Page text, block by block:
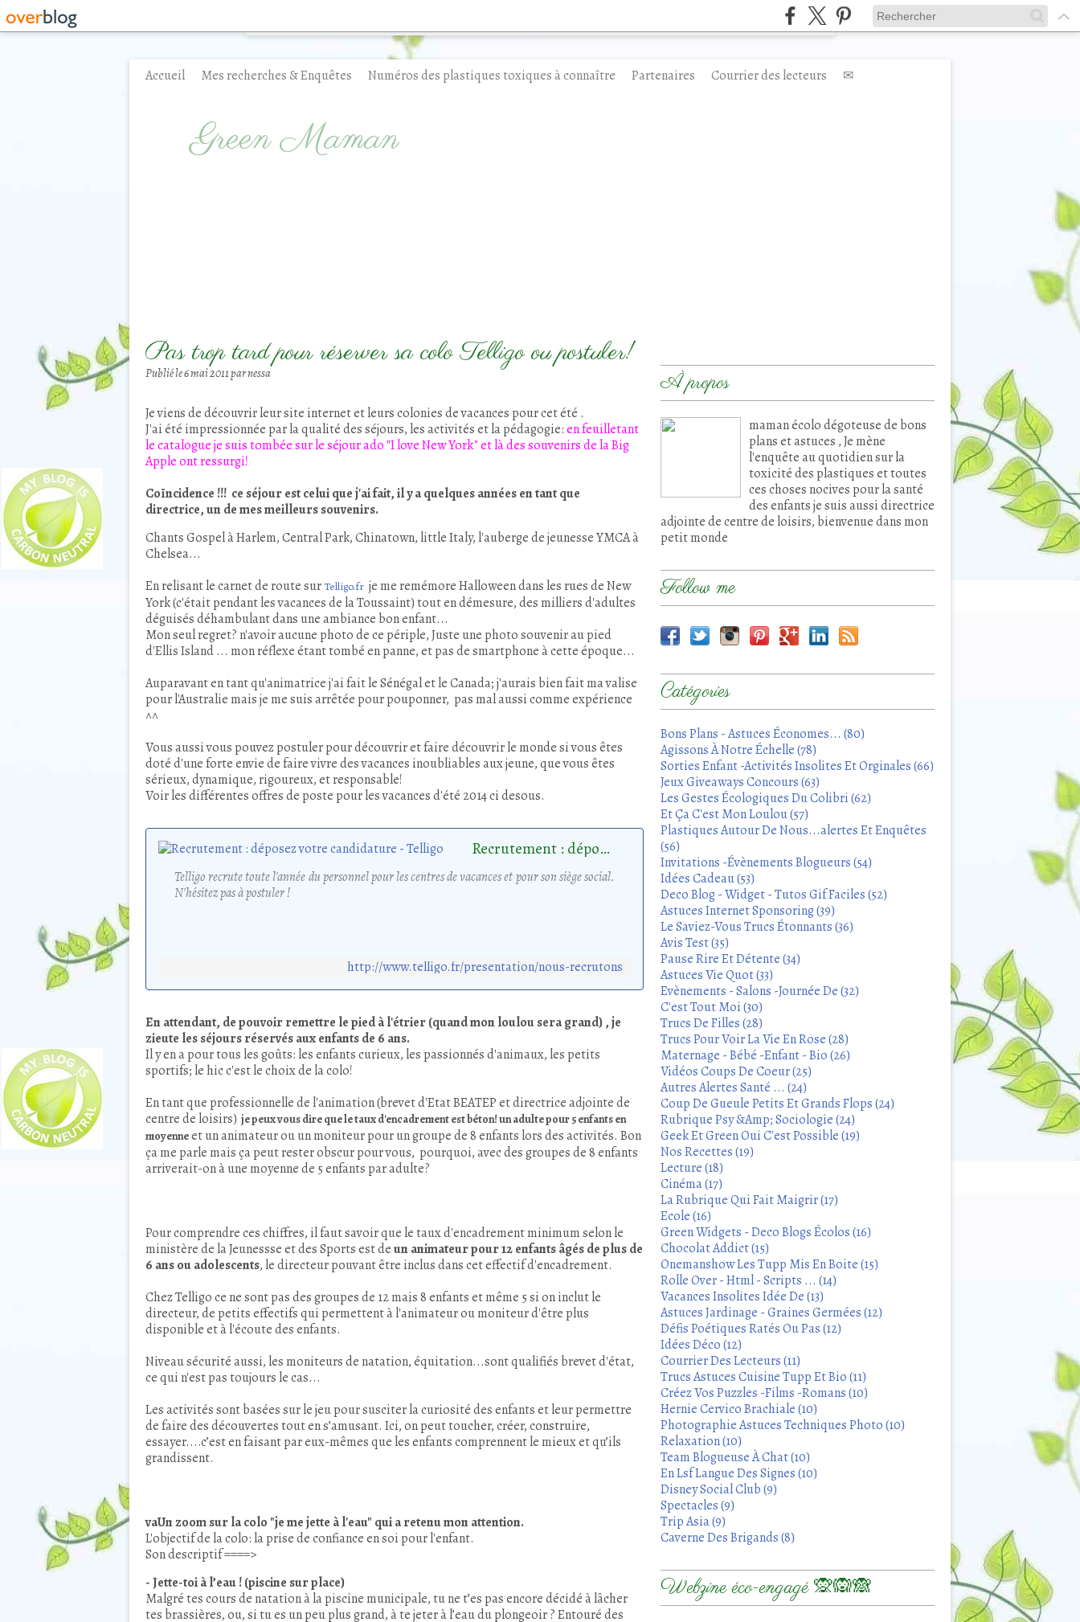
Green Maman
Accueil Mes recherches & Enquêtes Numéros des plastiques toxiques à connaître Partenaires Courrier des lecteurs
✉
Pas trop tard pour réserver sa colo Telligo ou postuler!
Publié le6 mai 2011par nessa
Je viens de découvrir leur site internet et leurs colonies de vacances pour cet été .
J'ai été impressionnée par la qualité des séjours, les activités et la pédagogie:en feuilletant
le catalogue je suis tombée sur le séjour ado "I love New York" et là des souvenirs de la Big
Apple ont ressurgi!
Coïncidence !!! ce séjour est celui que j'ai fait, il y a quelques années en tant que
directrice, un de mes meilleurs souvenirs.
Chants Gospel à Harlem, Central Park, Chinatown, little Italy, l'auberge de jeunesse YMCA à
Chelsea...
En relisant le carnet de route surTelligo.fr je me remémore Halloween dans les rues de New
York (c'était pendant les vacances de la Toussaint) tout en démesure, des milliers d'adultes
déguisés déhambulant dans une ambiance bon enfant...
Mon seul regret? n'avoir aucune photo de ce périple,Juste une photo souvenir au pied
d'Ellis Island ... mon réflexe étant tombé en panne, et pas de smartphone à cette époque...
Auparavant en tant qu'animatrice j'ai fait le Sénégal et le Canada; j'aurais bien fait ma valise
pour l'Australie mais je me suis arrêtée pour pouponner, pas mal aussi comme expérience
^^
Vous aussi vous pouvez postuler pour découvrir et faire découvrir le monde si vous êtes
doté d'une forte envie de faire vivre des vacances inoubliables aux jeune, que vous êtes
sérieux, dynamique, rigoureux, et responsable!
Voir les différentes offres de poste pour les vacances d'été 2014 ci desous.
Recrutement : déposez votre candidature - Telligo
Telligo recrute toute l'année du personnel pour les centres de vacances et pour son siège social.
N'hésitez pas à postuler !
http://www.telligo.fr/presentation/nous-recrutons
En attendant, de pouvoir remettre le pied à l'étrier (quand mon loulou sera grand) , je
zieute les séjours réservés aux enfants de 6 ans.
Il y en a pour tous les goûts: les enfants curieux, les passionnés d'animaux, les petits
sportifs; le hic c'est le choix de la colo!
En tant que professionnelle de l'animation (brevet d'Etat BEATEP et directrice adjointe de
centre de loisirs) je peux vous dire que le taux d'encadrement est béton! un adulte pour 5 enfants en
moyenneet un animateur ou un moniteur pour un groupe de 8 enfants lors des activités. Bon
ça me parle mais ça peut rester obscur pour vous, pourquoi, avec des groupes de 8 enfants
arriverait-on à une moyenne de 5 enfants par adulte?
Pour comprendre ces chiffres, il faut savoir que le taux d'encadrement minimum selon le
ministère de la Jeunessse et des Sports est deun animateur pour 12 enfants âgés de plus de
6 ans ou adolescents, le directeur pouvant être inclus dans cet effectif d'encadrement.
Chez Telligo ce ne sont pas des groupes de 12 mais 8 enfants et même 5 si on inclut le
directeur, de petits effectifs qui permettent à l'animateur ou moniteur d'être plus
disponible et à l'écoute des enfants.
Niveau sécurité aussi, les moniteurs de natation, équitation...sont qualifiés brevet d'état,
ce qui n'est pas toujours le cas...
Les activités sont basées sur le jeu pour susciter la curiosité des enfants et leur permettre
de faire des découvertes tout en s’amusant. Ici, on peut toucher, créer, construire,
essayer....c’est en faisant par eux-mêmes que les enfants comprennent le mieux et qu’ils
grandissent.
vaUn zoom sur la colo "je me jette à l'eau" qui a retenu mon attention.
L'objectif de la colo: la prise de confiance en soi pour l'enfant.
Son descriptif ====>
- Jette-toi à l’eau ! (piscine sur place)
Malgré tes cours de natation à la piscine municipale, tu ne t’es pas encore décidé à lâcher
tes brassières, ou, si tu es un peu plus grand, à te jeter à l’eau du plongeoir ? Entouré des
À propos
maman écolo dégoteuse de bons
plans et astuces , Je mène
l'enquête au quotidien sur la
toxicité des plastiques et toutes
ces choses nocives pour la santé
des enfants je suis aussi directrice
adjointe de centre de loisirs, bienvenue dans mon
petit monde
Follow me
Catégories
Bons Plans - Astuces Économes... (80)
Agissons À Notre Échelle (78)
Sorties Enfant -Activités Insolites Et Orginales (66)
Jeux Giveaways Concours (63)
Les Gestes Écologiques Du Colibri (62)
Et Ça C'est Mon Loulou (57)
Plastiques Autour De Nous...alertes Et Enquêtes
(56)
Invitations -Évènements Blogueurs (54)
Idées Cadeau (53)
Deco Blog - Widget - Tutos Gif Faciles (52)
Astuces Internet Sponsoring (39)
Le Saviez-Vous Trucs Étonnants (36)
Avis Test (35)
Pause Rire Et Détente (34)
Astuces Vie Quot (33)
Evènements - Salons -Journée De (32)
C'est Tout Moi (30)
Trucs De Filles (28)
Trucs Pour Voir La Vie En Rose (28)
Maternage - Bébé -Enfant - Bio (26)
Vidéos Coups De Coeur (25)
Autres Alertes Santé ... (24)
Coup De Gueule Petits Et Grands Flops (24)
Rubrique Psy &Amp; Sociologie (24)
Geek Et Green Oui C'est Possible (19)
Nos Recettes (19)
Lecture (18)
Cinéma (17)
La Rubrique Qui Fait Maigrir (17)
Ecole (16)
Green Widgets - Deco Blogs Écolos (16)
Chocolat Addict (15)
Onemanshow Les Tupp Mis En Boite (15)
Rolle Over - Html - Scripts ... (14)
Vacances Insolites Idée De (13)
Astuces Jardinage - Graines Germées (12)
Défis Poétiques Ratés Ou Pas (12)
Idées Déco (12)
Courrier Des Lecteurs (11)
Trucs Astuces Cuisine Tupp Et Bio (11)
Créez Vos Puzzles -Films -Romans (10)
Hernie Cervico Brachiale (10)
Photographie Astuces Techniques Photo (10)
Relaxation (10)
Team Blogueuse À Chat (10)
En Lsf Langue Des Signes (10)
Disney Social Club (9)
Spectacles (9)
Trip Asia (9)
Caverne Des Brigands (8)
Webzine éco-engagé 🙊🙉🙈